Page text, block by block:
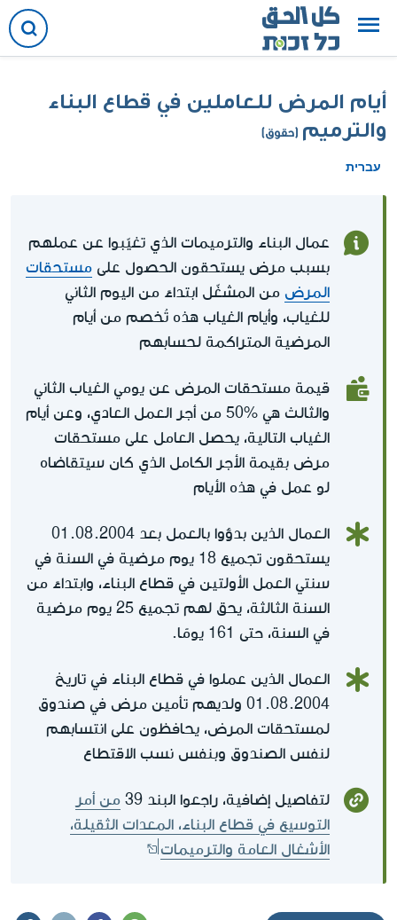
أيام المرض للعاملين في قطاع البناء
والترميم (حقوق)
עברית
عمال البناء والترميمات الذي تغيّبوا عن عملهم
بسبب مرض يستحقون الحصول على مستحقات
المرض من المشغّل ابتداءً من اليوم الثاني
للغياب، وأيام الغياب هذه تُخصم من أيام
المرضية المتراكمة لحسابهم
قيمة مستحقات المرض عن يومي الغياب الثاني
والثالث هي %50 من أجر العمل العادي، وعن أيام
الغياب التالية، يحصل العامل على مستحقات
مرض بقيمة الأجر الكامل الذي كان سيتقاضاه
لو عمل في هذه الأيام
العمال الذين بدؤوا بالعمل بعد 01.08.2004
يستحقون تجميع 18 يوم مرضية في السنة في
سنتي العمل الأولتين في قطاع البناء، وابتداءً من
السنة الثالثة، يحق لهم تجميع 25 يوم مرضية
في السنة، حتى 161 يومًا.
العمال الذين عملوا في قطاع البناء في تاريخ
01.08.2004 ولديهم تأمين مرض في صندوق
لمستحقات المرض، يحافظون على انتسابهم
لنفس الصندوق وبنفس نسب الاقتطاع
لتفاصيل إضافية، راجعوا البند 39
من أمر
التوسيع في قطاع البناء، المعدات الثقيلة،
الأشغال العامة والترميمات